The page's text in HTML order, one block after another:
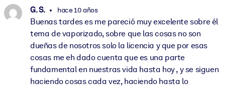
G. S. hace 10 años
Buenas tardes es me pareció muy excelente sobre él
tema de vaporizado, sobre que las cosas no son
dueñas de nosotros solo la licencia y que por esas
cosas me eh dado cuenta que es una parte
fundamental en nuestras vida hasta hoy , y se siguen
haciendo cosas cada vez, haciendo hasta lo